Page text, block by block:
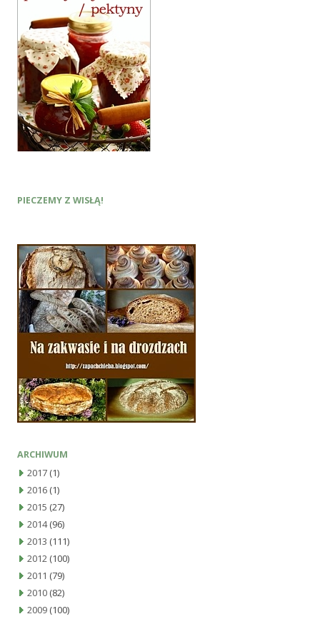
PIECZEMY Z WISŁĄ!
ARCHIWUM
2017 (1)
2016 (1)
2015 (27)
2014(96)
2013 (111)
2012 (100)
2011 (79)
2010 (82)
2009 (100)